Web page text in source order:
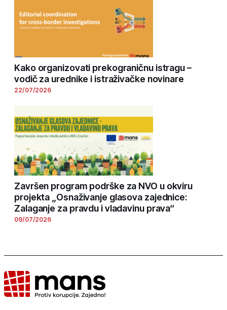
Kako organizovati prekograničnu istragu –
vodič za urednike i istraživačke novinare
22/07/2026
Završen program podrške za NVO u okviru
projekta „Osnaživanje glasova zajednice:
Zalaganje za pravdu i vladavinu prava“
09/07/2026